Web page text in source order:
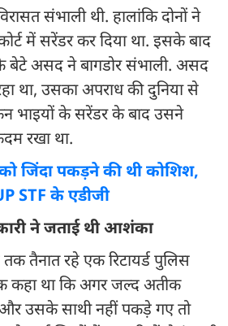
संभाली थी. हालांकि दोनों ने
में सरेंडर कर दिया था. इसके बाद
बेटे असद ने बागडोर संभाली. असद
था, उसका अपराध की दुनिया से
भाइयों के सरेंडर के बाद उसने
रखा था.
जिंदा पकड़ने की थी कोशिश,
STF के एडीजी
ने जताई थी आशंका
तैनात रहे एक रिटायर्ड पुलिस
कहा था कि अगर जल्द अतीक
उसके साथी नहीं पकड़े गए तो